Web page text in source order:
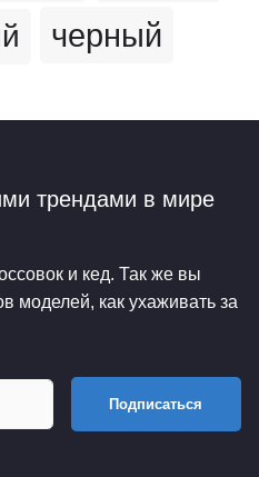
черный
трендами в мире
и кед. Так же вы
моделей, как ухаживать за
Подписаться